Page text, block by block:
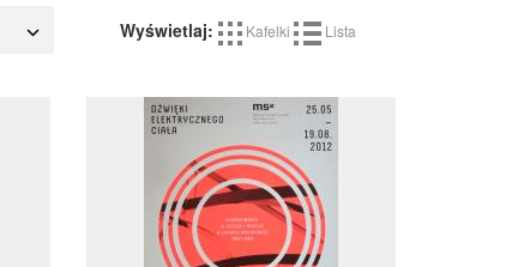
Wyświetlaj: Kafelki Lista